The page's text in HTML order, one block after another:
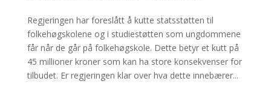
Regjeringen har foreslått å kutte statsstøtten til
folkehøgskolene og i studiestøtten som ungdommene
får når de går på folkehøgskole. Dette betyr et kutt på
45 millioner kroner som kan ha store konsekvenser for
tilbudet. Er regjeringen klar over hva dette innebærer...